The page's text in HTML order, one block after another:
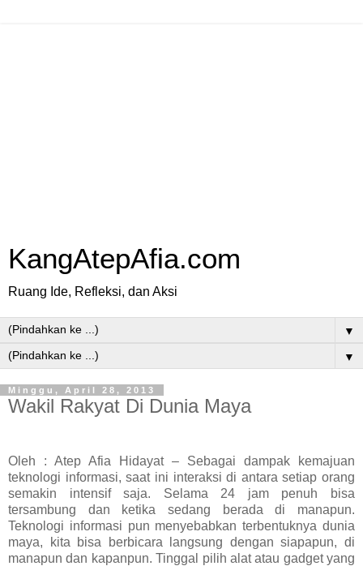
KangAtepAfia.com
Ruang Ide, Refleksi, dan Aksi
▼
▼
Minggu, April 28, 2013
Wakil Rakyat Di Dunia Maya
Oleh : Atep Afia Hidayat – Sebagai dampak kemajuan
teknologi informasi, saat ini interaksi di antara setiap orang
semakin intensif saja. Selama 24 jam penuh bisa
tersambung dan ketika sedang berada di manapun.
Teknologi informasi pun menyebabkan terbentuknya dunia
maya, kita bisa berbicara langsung dengan siapapun, di
manapun dan kapanpun. Tinggal pilih alat atau gadget yang